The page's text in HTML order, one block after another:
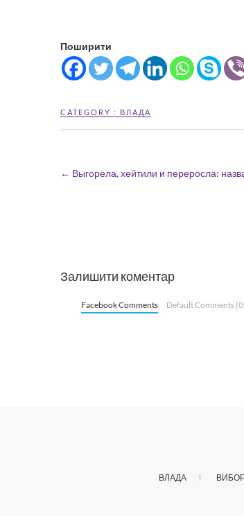
Поширити
CATEGORY : ВЛАДА
← Выгорела, хейтили и переросла:
Залишити коментар
Facebook Comments Default Comments
ВЛАДА